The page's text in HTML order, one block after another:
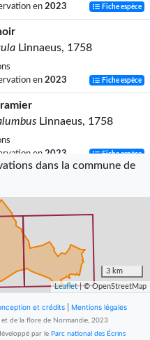
en 2023 Fiche espèce
Linnaeus, 1758
en 2023 Fiche espèce
Linnaeus, 1758
en 2023 Fiche espèce
(Linnaeus, 1758)
en
mignon
troglodytes
(Linnaeus,
en
dans la commune de
3 km
Leaflet| © OpenStreetMap
et crédits Mentions légales
de la flore de Normandie, 2023
par le Parc national des Écrins